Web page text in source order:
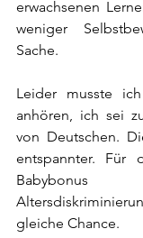
erwachsenen
weniger
Sache.
Leider musste
anhören, ich sei
von Deutschen.
entspannter.
gleiche Chance.